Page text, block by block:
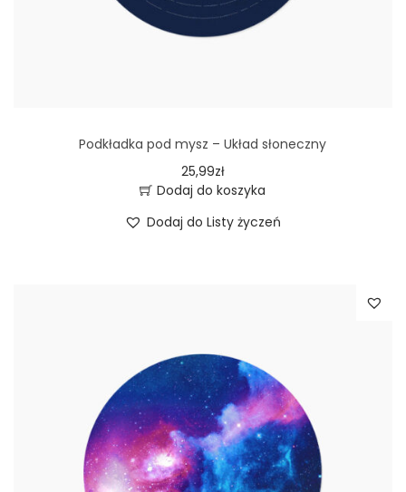
Podkładka pod mysz – Układ słoneczny
25,99zł
Dodaj do koszyka
Dodaj do Listy życzeń